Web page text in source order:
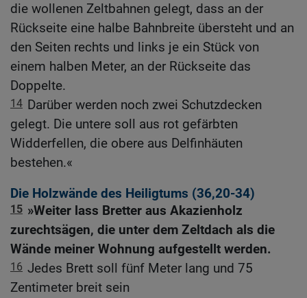
die wollenen Zeltbahnen gelegt, dass an der
Rückseite eine halbe Bahnbreite übersteht und an
den Seiten rechts und links je ein Stück von
einem halben Meter, an der Rückseite das
Doppelte.
14 Darüber werden noch zwei Schutzdecken
gelegt. Die untere soll aus rot gefärbten
Widderfellen, die obere aus Delfinhäuten
bestehen.«
Die Holzwände des Heiligtums (36,20-34)
15 »Weiter lass Bretter aus Akazienholz
zurechtsägen, die unter dem Zeltdach als die
Wände meiner Wohnung aufgestellt werden.
16 Jedes Brett soll fünf Meter lang und 75
Zentimeter breit sein